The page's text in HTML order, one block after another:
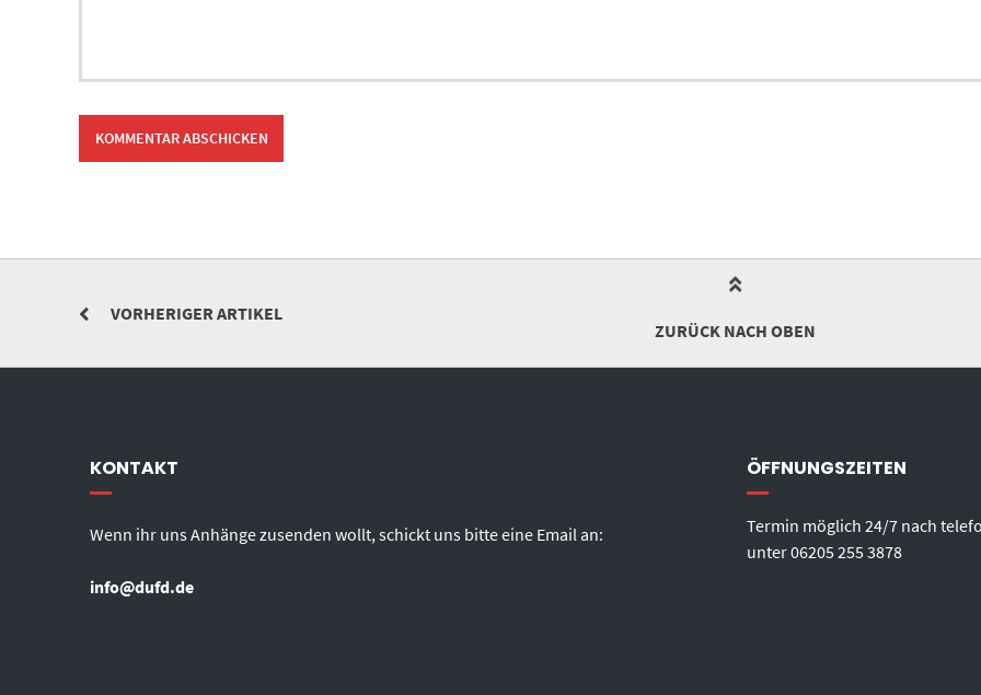
VORHERIGER ARTIKEL
ZURÜCK NACH OBEN
KONTAKT
Wenn ihr uns Anhänge zusenden wollt, schickt uns bitte eine Email an:
info@dufd.de
ÖFFNUNGSZEITEN
Termin möglich 24/7 nach
unter06205 255 3878